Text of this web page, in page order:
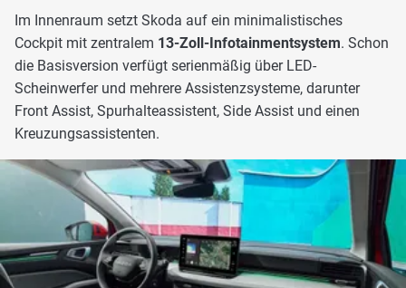
Im Innenraum setzt Skoda auf ein minimalistisches
Cockpit mit zentralem 13-Zoll-Infotainmentsystem. Schon
die Basisversion verfügt serienmäßig über LED-
Scheinwerfer und mehrere Assistenzsysteme, darunter
Front Assist, Spurhalteassistent, Side Assist und einen
Kreuzungsassistenten.